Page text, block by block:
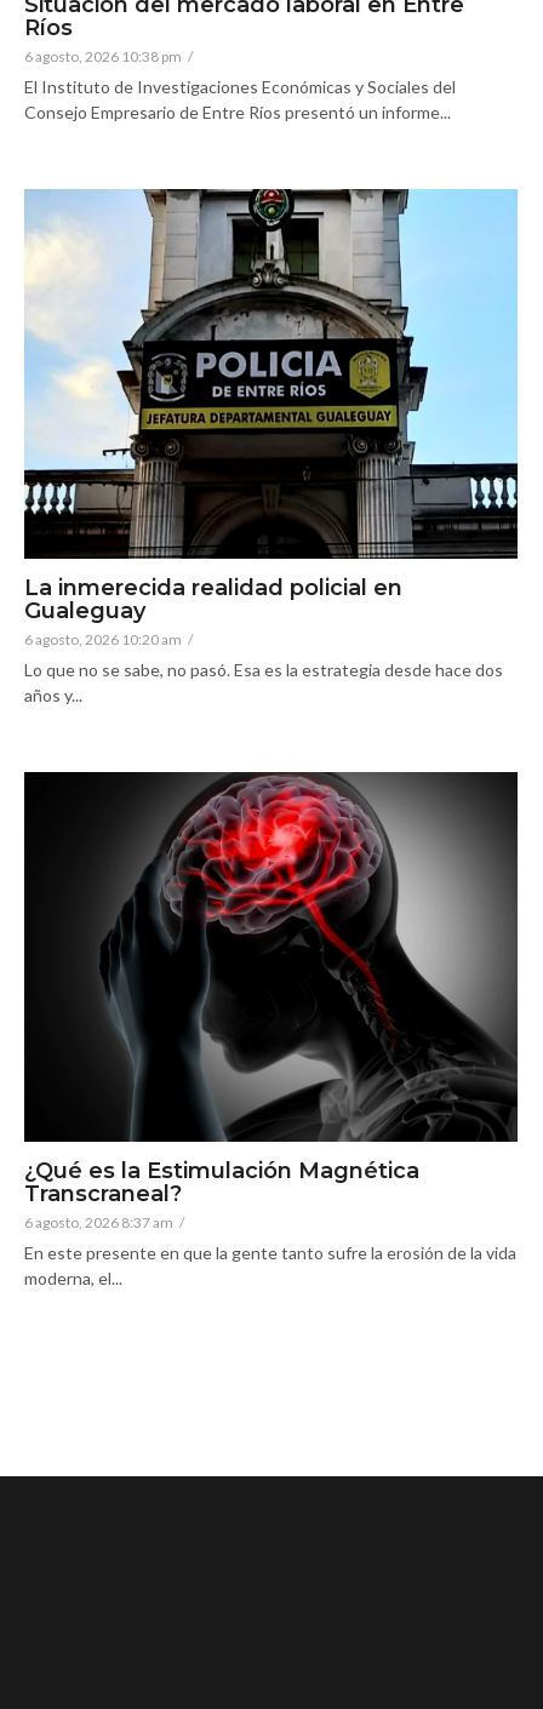
Ríos
6 agosto, 2026 10:38 pm /
El Instituto de Investigaciones Económicas y Sociales del
Consejo Empresario de Entre Ríos presentó un informe...
La inmerecida realidad policial en
Gualeguay
6 agosto, 2026 10:20 am /
Lo que no se sabe, no pasó. Esa es la estrategia desde hace dos
años y...
¿Qué es la Estimulación Magnética
Transcraneal?
6 agosto, 2026 8:37 am /
En este presente en que la gente tanto sufre la erosión de la vida
moderna, el...